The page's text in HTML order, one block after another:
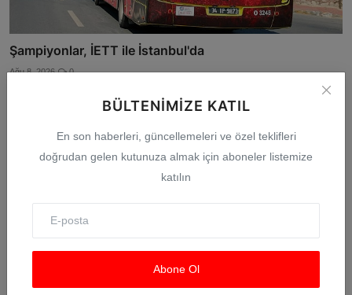
BÜLTENIMIZE KATIL
En son haberleri, güncellemeleri ve özel teklifleri
doğrudan gelen kutunuza almak için aboneler listemize
katılın
Abone Ol
Şampiyonlar, İETT ile İstanbul'da
Ağu 8, 2026 0